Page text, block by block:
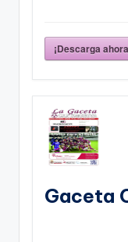
¡Descarga
Gaceta